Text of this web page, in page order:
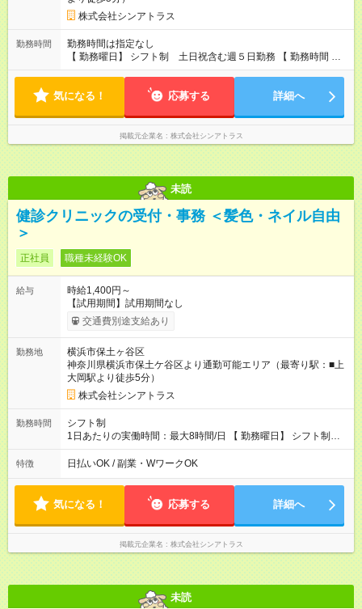
株式会社シンアトラス
勤務時間
勤務時間は指定なし
【 勤務曜日】 シフト制 土日祝含む週５日勤務 【 勤務時間 】
・ 9：00～20：00（実働8h／休憩１h） ※残業ほとんどありま
気になる！ 応募する 詳細へ
掲載元企業名 株式会社シンアトラス
未読
健診クリニックの受付・事務 ＜髪色・ネイル自由
＞
正社員 職種未経験OK
給与
時給1,400円～
【試用期間】試用期間なし
交通費別途支給あり
勤務地
横浜市保土ヶ谷区
神奈川県横浜市保土ケ谷区より通勤可能エリア（最寄り駅：■上
大岡駅より徒歩5分）
株式会社シンアトラス
勤務時間
シフト制
1日あたりの実働時間：最大8時間/日 【 勤務曜日】 シフト制
土日祝含む週５日勤務 【 勤務時間 】 ・ 9：00～20：00（実働
8h／休憩１h） ※残業ほとんどありません（残業代支給）
特徴 日払いOK / 副業・WワークOK
気になる！ 応募する 詳細へ
掲載元企業名 株式会社シンアトラス
未読